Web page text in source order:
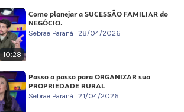
10:28
Como planejar a SUCESSÃO FAMILIAR do
NEGÓCIO.
Sebrae Paraná 28/04/2026
Passo a passo para ORGANIZAR sua
PROPRIEDADE RURAL
Sebrae Paraná 21/04/2026